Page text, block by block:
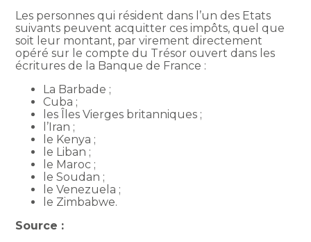
Les personnes qui résident dans l’un des Etats
suivants peuvent acquitter ces impôts, quel que
soit leur montant, par virement directement
opéré sur le compte du Trésor ouvert dans les
écritures de la Banque de France :
La Barbade ;
Cuba ;
les Îles Vierges britanniques ;
l’Iran ;
le Kenya ;
le Liban ;
le Maroc ;
le Soudan ;
le Venezuela ;
le Zimbabwe.
Source :